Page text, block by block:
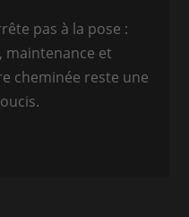
pas à la pose :
maintenance et
cheminée reste une